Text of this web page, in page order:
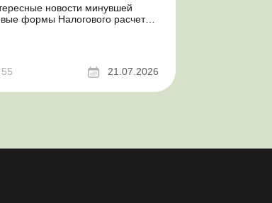
новости минувшей
формы Налогового расчета:
центр по организации
55 21.07.2026